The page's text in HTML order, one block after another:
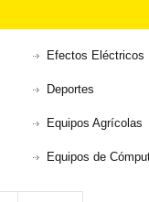
Efectos Eléctricos
Deportes
Equipos Agrícolas
Equipos de